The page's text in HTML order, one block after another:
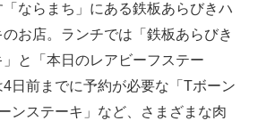
ならまち」にある鉄板あらびきハ
お店。ランチでは「鉄板あらびき
と「本日のレアビーフステー
日前までに予約が必要な「Tボーン
ンステーキ」など、さまざまな肉